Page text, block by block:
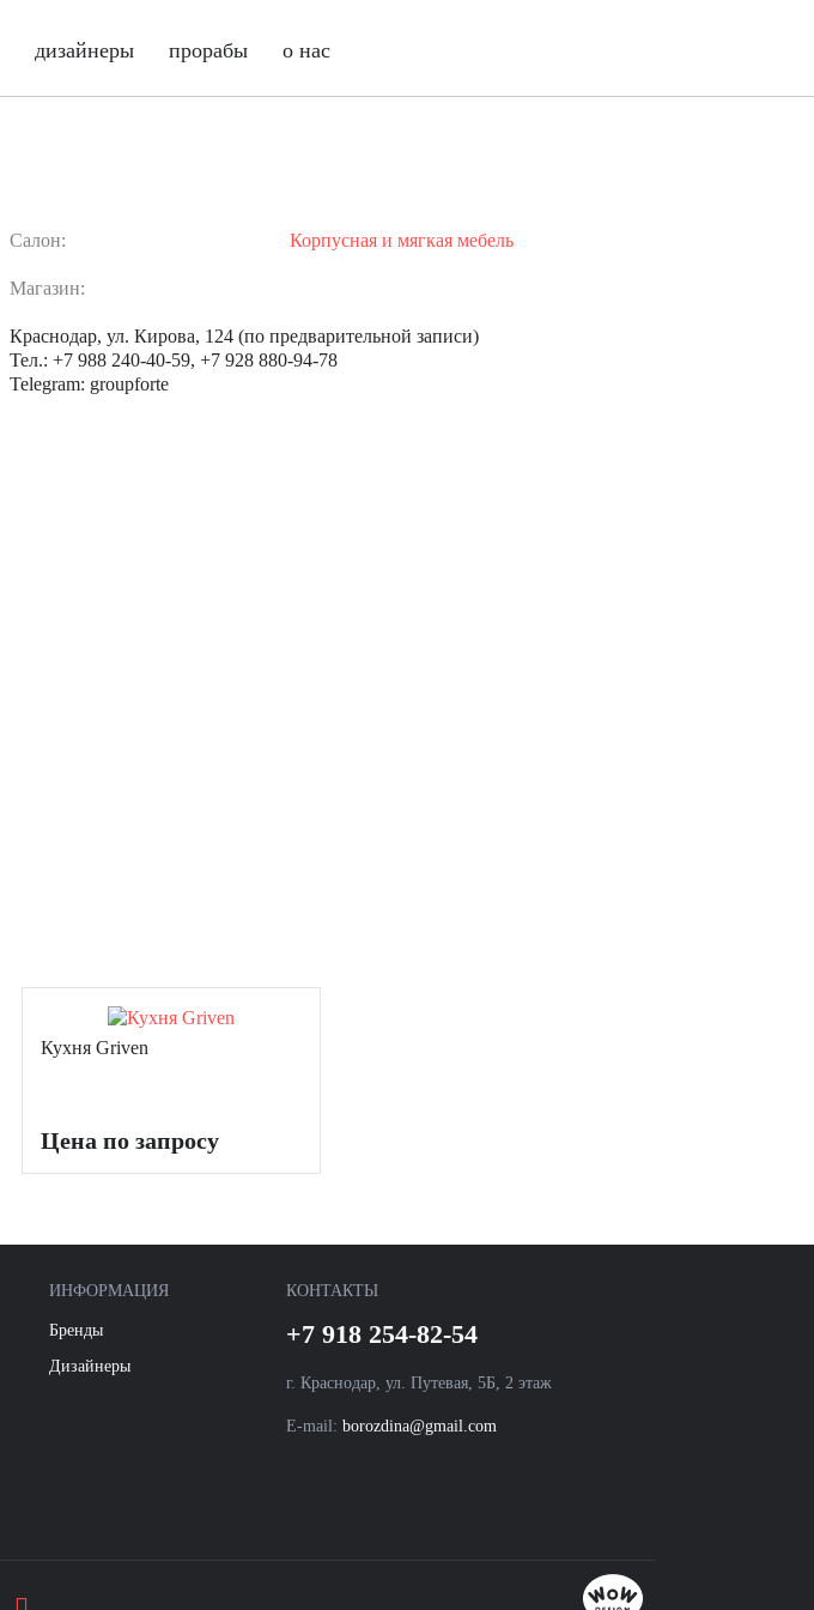
дизайнеры прорабы о нас
Салон: Корпусная и мягкая мебель
Магазин:
Краснодар, ул. Кирова, 124 (по предварительной записи)
Тел.: +7 988 240-40-59, +7 928 880-94-78
Telegram: groupforte
Кухня Griven
Цена по запросу
ИНФОРМАЦИЯ
Бренды
Дизайнеры
КОНТАКТЫ
+7 918 254-82-54
г. Краснодар, ул. Путевая, 5Б, 2 этаж
E-mail:borozdina@gmail.com